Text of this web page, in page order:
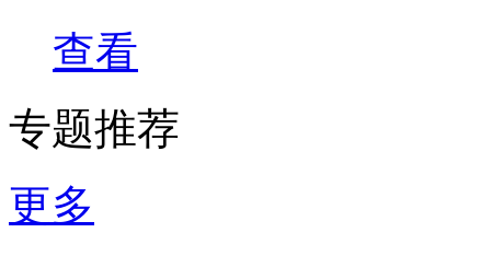
查看
专题推荐
更多